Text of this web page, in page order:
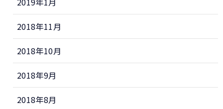
2018年11月
2018年10月
2018年9月
2018年8月